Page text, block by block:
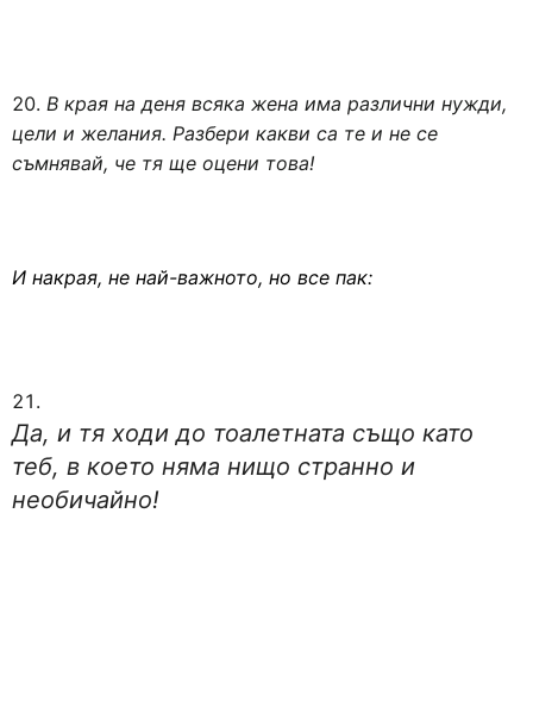
В края на деня всяка жена има различни нужди,
цели и желания. Разбери какви са те и не се
съмнявай, че тя ще оцени това!
И накрая, не най-важното, но все пак:
Да, и тя ходи до тоалетната също като
теб, в което няма нищо странно и
необичайно!